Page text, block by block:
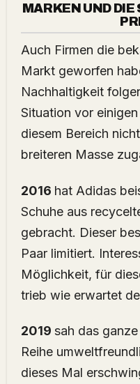
MARKEN UND DIE
Auch Firmen die
Markt geworfen
Nachhaltigkeit
Situation vor
diesem Bereich
breiteren Masse
2016 hat Adidas
Schuhe aus
gebracht. Dieser
Paar limitiert.
Möglichkeit, für
trieb wie erwartet
2019 sah das
Reihe
dieses Mal